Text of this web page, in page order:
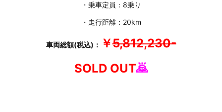
・乗車定員：8乗り
・走行距離：20km
車両総額(税込)： ￥5,812,230-
SOLD OUT🙇